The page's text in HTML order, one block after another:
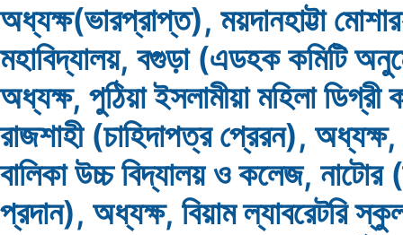
অধ্যক্ষ(ভারপ্রাপ্ত), ময়দানহাট্টা
মহাবিদ্যালয়, বগুড়া (এডহক কমিটি
অধ্যক্ষ, পুঠিয়া ইসলামীয়া মহিলা
রাজশাহী (চাহিদাপত্র প্রেরন), অধ্যক্ষ,
বালিকা উচ্চ বিদ্যালয় ও কলেজ, নাটোর
প্রদান), অধ্যক্ষ, বিয়াম ল্যাবরেটরি